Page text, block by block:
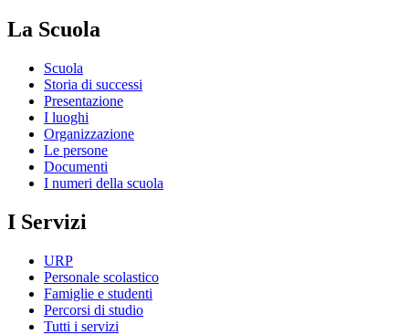
La Scuola
Scuola
Storia di successi
Presentazione
I luoghi
Organizzazione
Le persone
Documenti
I numeri della scuola
I Servizi
URP
Personale scolastico
Famiglie e studenti
Percorsi di studio
Tutti i servizi